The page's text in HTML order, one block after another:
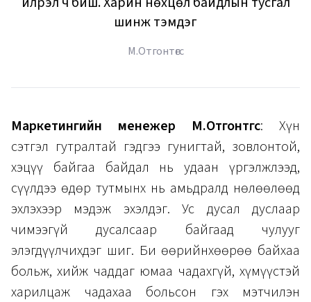
шинж тэмдэг
М.Отгонтөгс
Маркетингийн менежер М.Отгонтөгс: Хүн
сэтгэл гутралтай гэдгээ гунигтай, зовлонтой,
хэцүү байгаа байдал нь удаан үргэлжлээд,
сүүлдээ өдөр тутмынх нь амьдралд нөлөөлөөд
эхлэхээр мэдэж эхэлдэг. Ус дусал дуслаар
чимээгүй дусалсаар байгаад чулууг
элэгдүүлчихдэг шиг. Би өөрийнхөөрөө байхаа
больж, хийж чаддаг юмаа чадахгүй, хүмүүстэй
харилцаж чадахаа больсон гэх мэтчилэн